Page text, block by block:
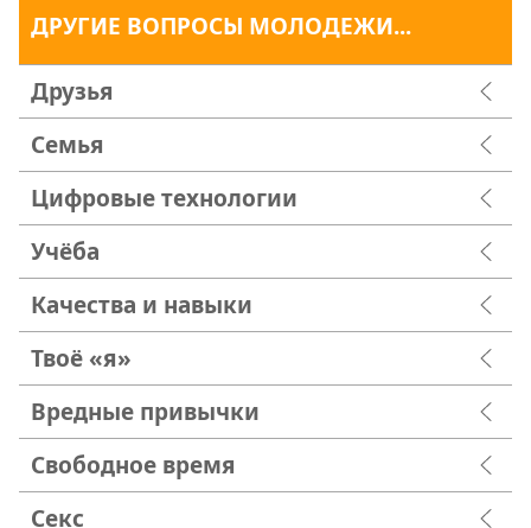
ДРУГИЕ ВОПРОСЫ МОЛОДЕЖИ...
Друзья
Семья
Цифровые технологии
Учёба
Качества и навыки
Твоё «я»
Вредные привычки
Свободное время
Секс